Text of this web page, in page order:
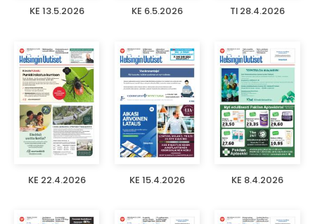
KE 13.5.2026 KE 6.5.2026 TI 28.4.2026
KE 22.4.2026 KE 15.4.2026 KE 8.4.2026